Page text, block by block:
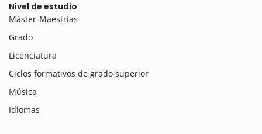
Nivel de estudio
Máster-Maestrías
Grado
Licenciatura
Ciclos formativos de grado superior
Música
Idiomas